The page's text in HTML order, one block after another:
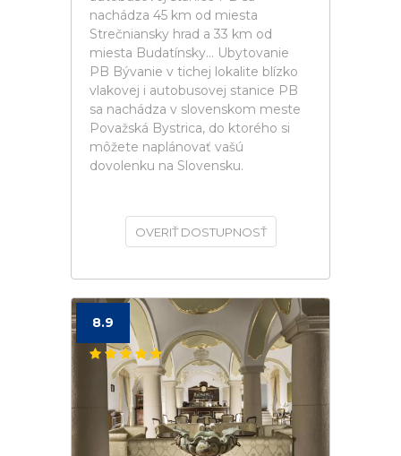
nachádza 45 km od miesta
Strečniansky hrad a 33 km od
miesta Budatínsky... Ubytovanie
PB Bývanie v tichej lokalite blízko
vlakovej i autobusovej stanice PB
sa nachádza v slovenskom meste
Považská Bystrica, do ktorého si
môžete naplánovať vašú
dovolenku na Slovensku.
OVERIŤ DOSTUPNOSŤ
8.9